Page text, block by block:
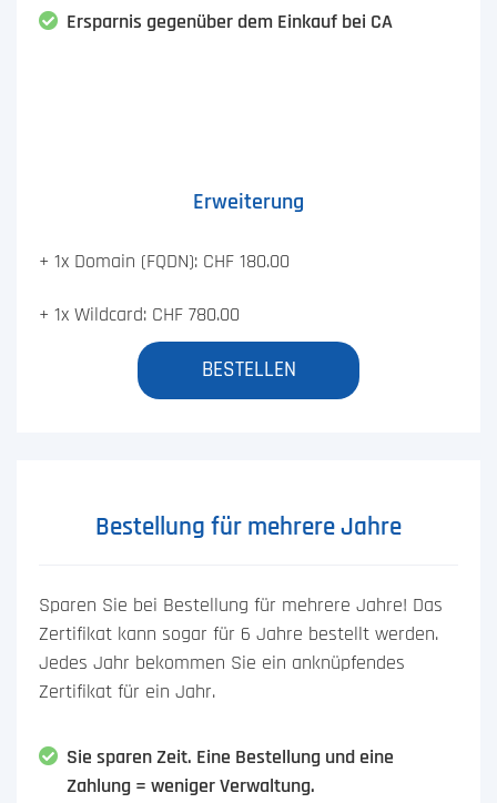
Ersparnis gegenüber dem Einkauf bei CA
Erweiterung
+ 1x Domain (FQDN): CHF 180.00
+ 1x Wildcard: CHF 780.00
BESTELLEN
Bestellung für mehrere Jahre
Sparen Sie bei Bestellung für mehrere Jahre! Das
Zertifikat kann sogar für 6 Jahre bestellt werden.
Jedes Jahr bekommen Sie ein anknüpfendes
Zertifikat für ein Jahr.
Sie sparen Zeit. Eine Bestellung und eine
Zahlung = weniger Verwaltung.